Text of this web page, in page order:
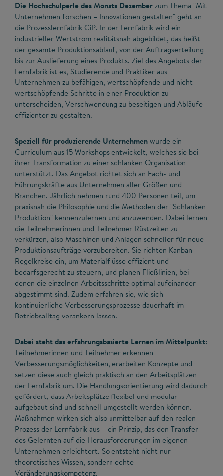
Die Hochschulperle des Monats Dezemberzum Thema "Mit
Unternehmen forschen – Innovationen gestalten" geht an
die Prozesslernfabrik CiP. In der Lernfabrik wird ein
industrieller Wertstrom realitätsnah abgebildet, das heißt
der gesamte Produktionsablauf, von der Auftragserteilung
bis zur Auslieferung eines Produkts. Ziel des Angebots der
Lernfabrik ist es, Studierende und Praktiker aus
Unternehmen zu befähigen, wertschöpfende und nicht-
wertschöpfende Schritte in einer Produktion zu
unterscheiden, Verschwendung zu beseitigen und Abläufe
effizienter zu gestalten.
Speziell für produzierende Unternehmenwurde ein
Curriculum aus 15 Workshops entwickelt, welches sie bei
ihrer Transformation zu einer schlanken Organisation
unterstützt. Das Angebot richtet sich an Fach- und
Führungskräfte aus Unternehmen aller Größen und
Branchen. Jährlich nehmen rund 400 Personen teil, um
praxisnah die Philosophie und die Methoden der "Schlanken
Produktion" kennenzulernen und anzuwenden. Dabei lernen
die Teilnehmerinnen und Teilnehmer Rüstzeiten zu
verkürzen, also Maschinen und Anlagen schneller für neue
Produktionsaufträge vorzubereiten. Sie richten Kanban-
Regelkreise ein, um Materialflüsse effizient und
bedarfsgerecht zu steuern, und planen Fließlinien, bei
denen die einzelnen Arbeitsschritte optimal aufeinander
abgestimmt sind. Zudem erfahren sie, wie sich
kontinuierliche Verbesserungsprozesse dauerhaft im
Betriebsalltag verankern lassen.
Dabei steht das erfahrungsbasierte Lernen im Mittelpunkt:
Teilnehmerinnen und Teilnehmer erkennen
Verbesserungsmöglichkeiten, erarbeiten Konzepte und
setzen diese auch gleich praktisch an den Arbeitsplätzen
der Lernfabrik um. Die Handlungsorientierung wird dadurch
gefördert, dass Arbeitsplätze flexibel und modular
aufgebaut sind und schnell umgestellt werden können.
Maßnahmen wirken sich also unmittelbar auf den realen
Prozess der Lernfabrik aus – ein Prinzip, das den Transfer
des Gelernten auf die Herausforderungen im eigenen
Unternehmen erleichtert. So entsteht nicht nur
theoretisches Wissen, sondern echte
Veränderungskompetenz.